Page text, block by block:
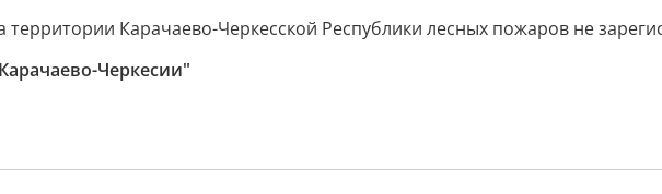
Карачаево-Черкесской Республики лесных пожаров не
Черкесии"